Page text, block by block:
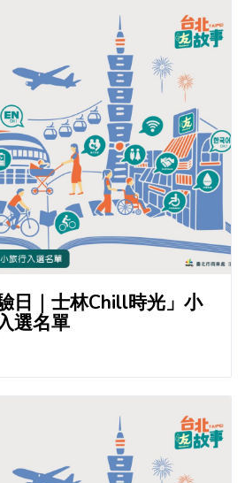
日｜士林Chill時光」小
選名單